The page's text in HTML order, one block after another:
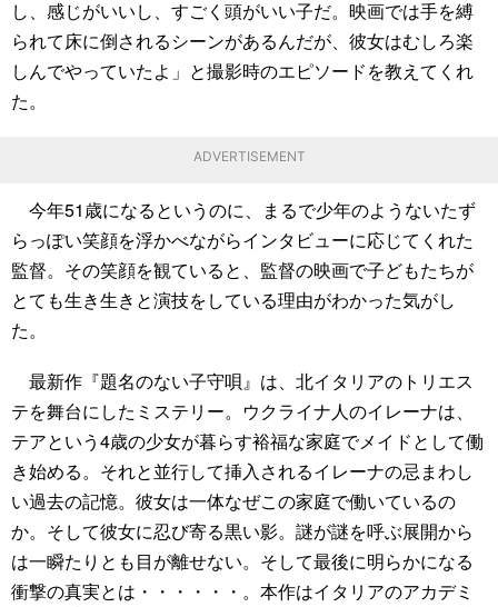
し、感じがいいし、すごく頭がいい子だ。映画では手を縛
られて床に倒されるシーンがあるんだが、彼女はむしろ楽
しんでやっていたよ」と撮影時のエピソードを教えてくれ
た。
ADVERTISEMENT
今年51歳になるというのに、まるで少年のようないたず
らっぽい笑顔を浮かべながらインタビューに応じてくれた
監督。その笑顔を観ていると、監督の映画で子どもたちが
とても生き生きと演技をしている理由がわかった気がし
た。
最新作『題名のない子守唄』は、北イタリアのトリエス
テを舞台にしたミステリー。ウクライナ人のイレーナは、
テアという4歳の少女が暮らす裕福な家庭でメイドとして働
き始める。それと並行して挿入されるイレーナの忌まわし
い過去の記憶。彼女は一体なぜこの家庭で働いているの
か。そして彼女に忍び寄る黒い影。謎が謎を呼ぶ展開から
は一瞬たりとも目が離せない。そして最後に明らかになる
衝撃の真実とは・・・・・・。本作はイタリアのアカデミ